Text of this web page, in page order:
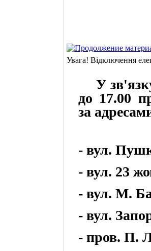
Увага! Відключення
У
до 17.00
за
- вул.
- вул. 23
- вул. М.
- вул.
- пров. П.